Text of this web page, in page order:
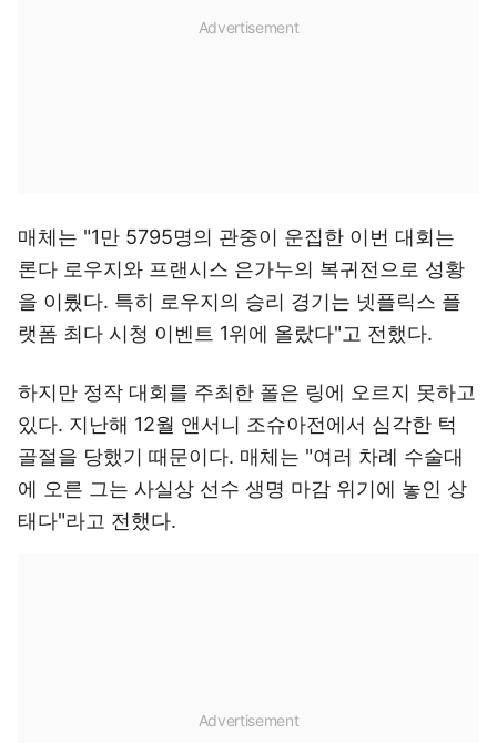
매체는 "1만 5795명의 관중이 운집한 이번 대회는
론다 로우지와 프랜시스 은가누의 복귀전으로 성황
을 이뤘다. 특히 로우지의 승리 경기는 넷플릭스 플
랫폼 최다 시청 이벤트 1위에 올랐다"고 전했다.
하지만 정작 대회를 주최한 폴은 링에 오르지 못하고
있다. 지난해 12월 앤서니 조슈아전에서 심각한 턱
골절을 당했기 때문이다. 매체는 "여러 차례 수술대
에 오른 그는 사실상 선수 생명 마감 위기에 놓인 상
태다"라고 전했다.